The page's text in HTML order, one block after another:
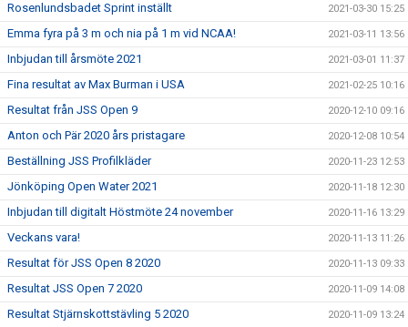
Rosenlundsbadet Sprint inställt 2021-03-30 15:25
Emma fyra på 3 m och nia på 1 m vid NCAA! 2021-03-11 13:56
Inbjudan till årsmöte 2021 2021-03-01 11:37
Fina resultat av Max Burman i USA 2021-02-25 10:16
Resultat från JSS Open 9 2020-12-10 09:16
Anton och Pär 2020 års pristagare 2020-12-08 10:54
Beställning JSS Profilkläder 2020-11-23 12:53
Jönköping Open Water 2021 2020-11-18 12:30
Inbjudan till digitalt Höstmöte 24 november 2020-11-16 13:29
Veckans vara! 2020-11-13 11:26
Resultat för JSS Open 8 2020 2020-11-13 09:33
Resultat JSS Open 7 2020 2020-11-09 14:08
Resultat Stjärnskottstävling 5 2020 2020-11-09 13:24